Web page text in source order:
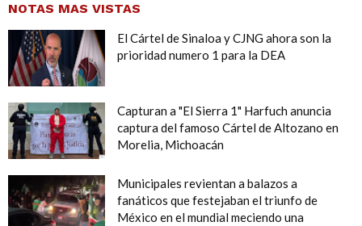
NOTAS MAS VISTAS
El Cártel de Sinaloa y CJNG ahora son la
prioridad numero 1 para la DEA
Capturan a "El Sierra 1" Harfuch anuncia
captura del famoso Cártel de Altozano en
Morelia, Michoacán
Municipales revientan a balazos a
fanáticos que festejaban el triunfo de
México en el mundial meciendo una